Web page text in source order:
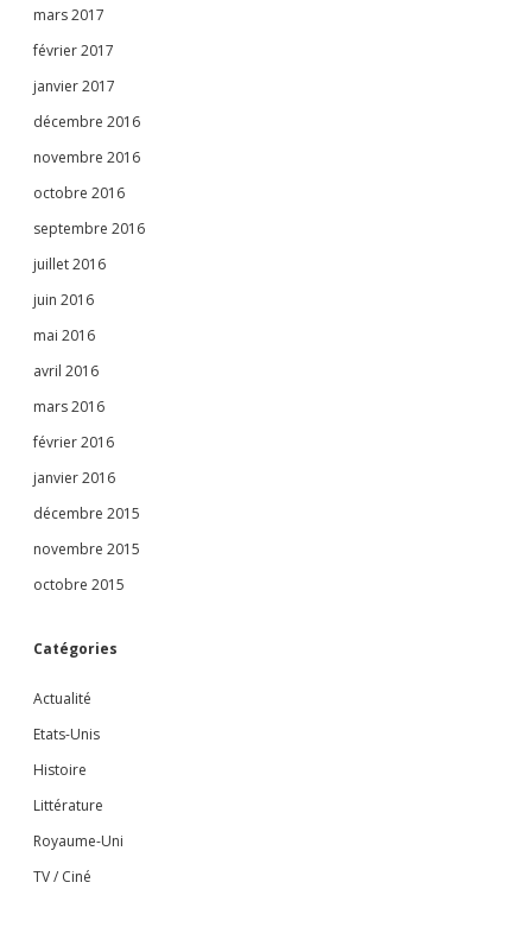
mars 2017
février 2017
janvier 2017
décembre 2016
novembre 2016
octobre 2016
septembre 2016
juillet 2016
juin 2016
mai 2016
avril 2016
mars 2016
février 2016
janvier 2016
décembre 2015
novembre 2015
octobre 2015
Catégories
Actualité
Etats-Unis
Histoire
Littérature
Royaume-Uni
TV / Ciné